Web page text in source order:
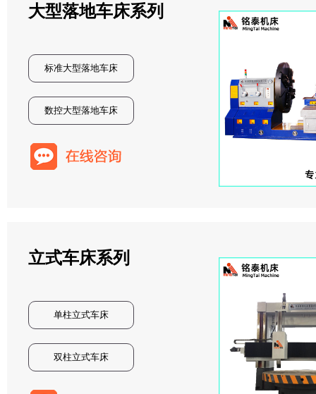
大型落地车床系列
标准大型落地车床
数控大型落地车床
立式车床系列
单柱立式车床
双柱立式车床